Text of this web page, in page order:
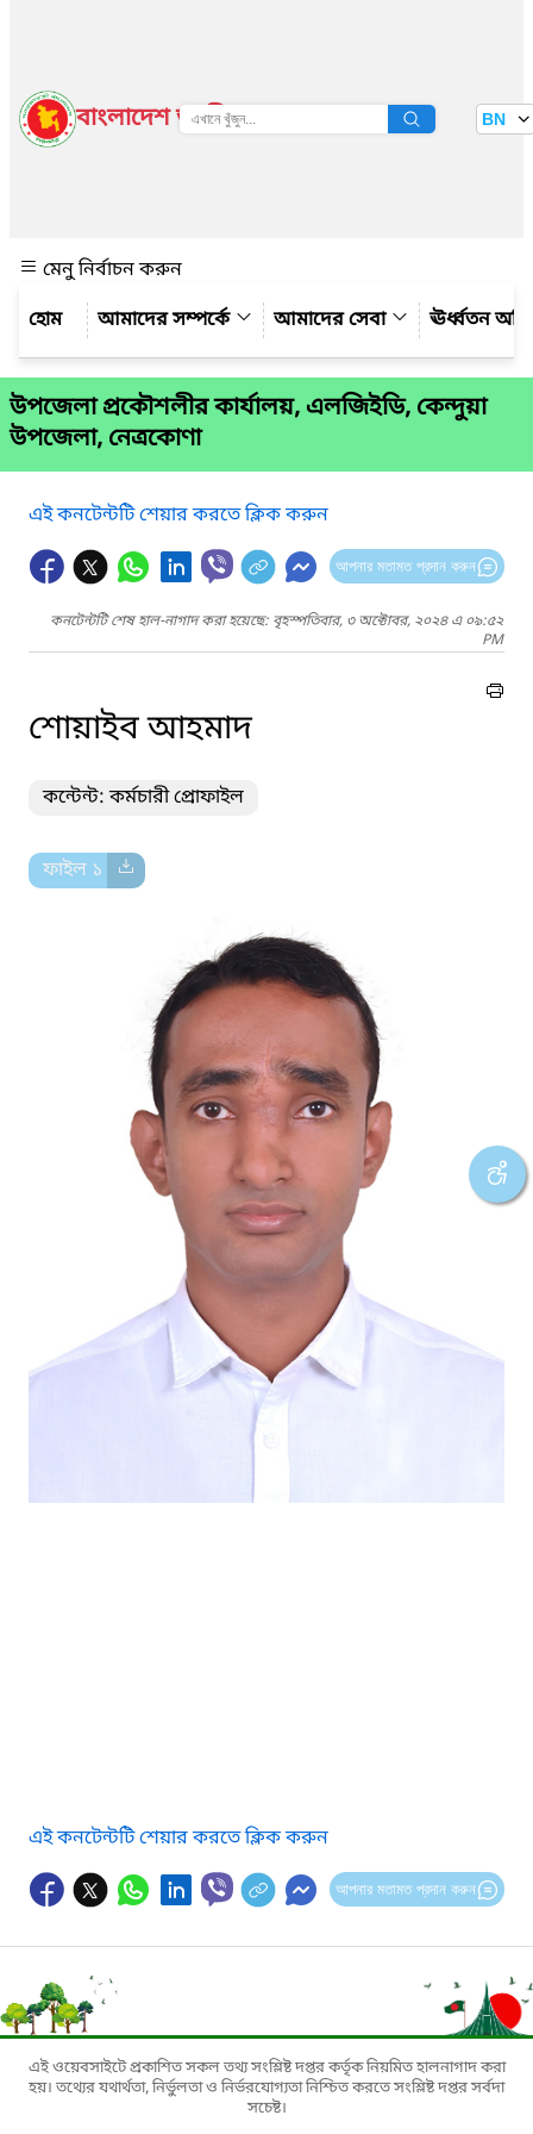
বাংলাদেশ জাতীয় তথ্য বাতায়ন BN
মেনু নির্বাচন করুন
আমাদের সম্পর্কে
আমাদের সেবা ঊর্ধ্বতন
উপজেলা প্রকৌশলীর কার্যালয়, এলজিইডি, কেন্দুয়া
উপজেলা, নেত্রকোণা
এই কনটেন্টটি শেয়ার করতে ক্লিক করুন
আপনার মতামত প্রদান করুন
কনটেন্টটি শেষ হাল-নাগাদ করা হয়েছে: বৃহস্পতিবার, ৩ অক্টোবর, ২০২৪ এ ০৯:৫২
PM
শোয়াইব আহমাদ
কন্টেন্ট: কর্মচারী প্রোফাইল
ফাইল ১
এই কনটেন্টটি শেয়ার করতে ক্লিক করুন
আপনার মতামত প্রদান করুন
এই ওয়েবসাইটে প্রকাশিত সকল তথ্য সংশ্লিষ্ট দপ্তর কর্তৃক নিয়মিত হালনাগাদ করা
হয়। তথ্যের যথার্থতা, নির্ভুলতা ও নির্ভরযোগ্যতা নিশ্চিত করতে সংশ্লিষ্ট দপ্তর সর্বদা
সচেষ্ট।